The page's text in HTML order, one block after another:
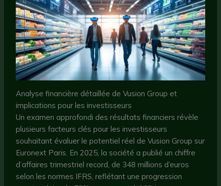
Analyse financière détaillée de Vusion Group et
implications pour les investisseurs
Un examen approfondi des résultats financiers révèle
plusieurs facteurs clés pour les investisseurs
souhaitant évaluer le potentiel réel de Vusion Group sur
Euronext Paris. En 2025, la société a publié un chiffre
d’affaires trimestriel record, de 348 millions d’euros
selon les normes IFRS, reflétant une progression